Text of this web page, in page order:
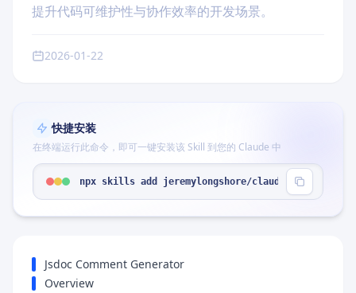
提升代码可维护性与协作效率的开发场景。
2026-01-22
快捷安装
在终端运行此命令，即可一键安装该 Skill 到您的 Claude 中
npx skills add jeremylongshore/claude-code-
Jsdoc Comment Generator
Overview